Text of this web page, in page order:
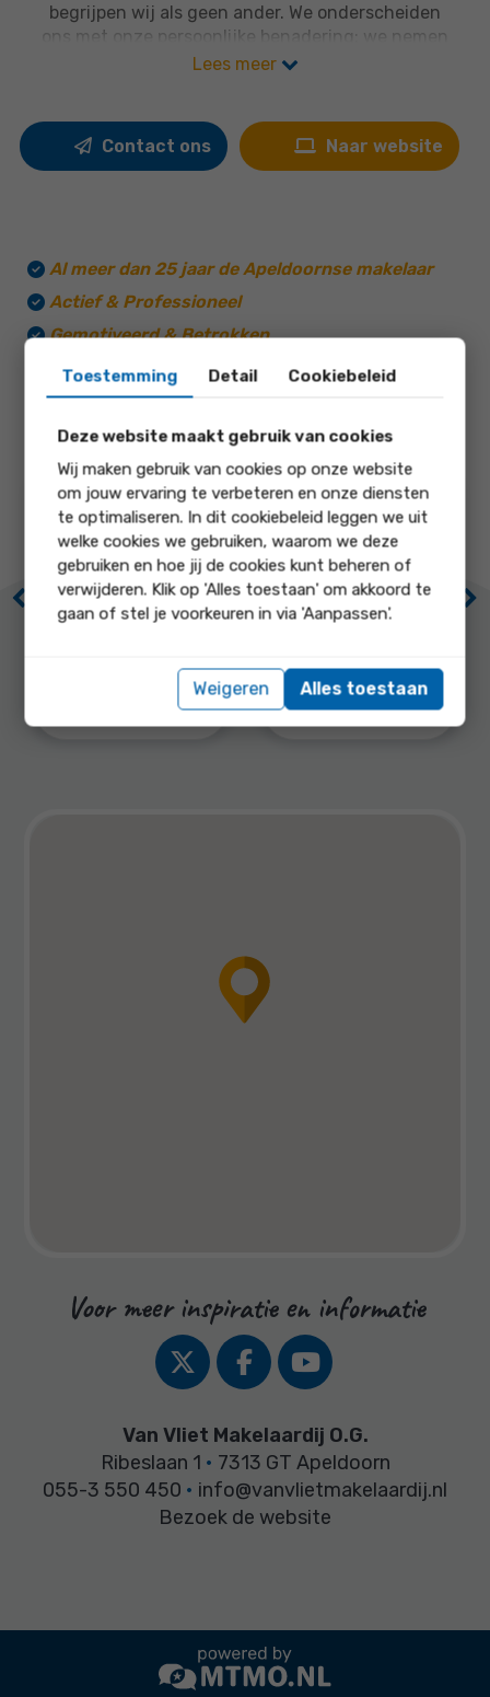
begrijpen wij als geen ander. We onderscheiden
ons met onze persoonlijke benadering: we nemen
voor elke klant ruim de tijd en halen het maximale
Lees meer
Contact ons Naar website
Al meer dan 25 jaar de Apeldoornse makelaar
Actief & Professioneel
Gemotiveerd & Betrokken
Persoonlijke benadering
9.1
onze score op
Lokale
9
onze score op
Prijs / kwaliteit
Previous
Voor meer inspiratie en informatie
Van Vliet Makelaardij O.G.
Ribeslaan 1 • 7313 GT Apeldoorn
055-3 550 450 • info@vanvlietmakelaardij.nl
Bezoek de website
Toestemming Detail Cookiebeleid
Deze website maakt gebruik van cookies
Wij maken gebruik van cookies op onze website
om jouw ervaring te verbeteren en onze diensten
te optimaliseren. In dit cookiebeleid leggen we uit
welke cookies we gebruiken, waarom we deze
gebruiken en hoe jij de cookies kunt beheren of
verwijderen. Klik op 'Alles toestaan' om akkoord te
gaan of stel je voorkeuren in via 'Aanpassen'.
Weigeren Alles toestaan